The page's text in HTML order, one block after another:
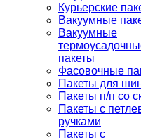
Курьерские
Вакуумные
Вакуумные
пакеты
Фасовочные
Пакеты для
Пакеты п/п со
Пакеты с
ручками
Пакеты с